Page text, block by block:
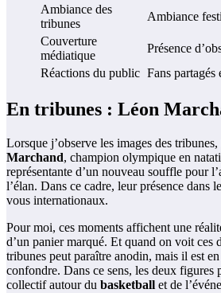
Ambiance des
tribunes
Ambiance
Couverture
médiatique
Présence
Réactions du public Fans
En tribunes : Léon
Lorsque j’observe les images des
Marchand, champion olympique en
représentante d’un nouveau souffle pour
l’élan. Dans ce cadre, leur présence dans
vous internationaux.
Pour moi, ces moments affichent une
d’un panier marqué. Et quand on voit
tribunes peut paraître anodin, mais il est
confondre. Dans ce sens, les deux figures
collectif autour du basketball et de